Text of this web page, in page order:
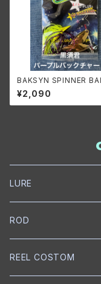
BAKSYN SPINNER
2oz. 黒須君カラー /バク
ピナーベイト 1/2oz. 黒須
ラー
¥2,090
LURE
NORIES
トップウォーター
mibro
ROD
NORIES
REEL COSTOM